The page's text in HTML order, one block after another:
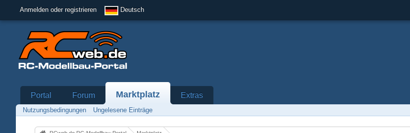
Anmelden oder registrieren Deutsch
Portal Forum Marktplatz Extras
Nutzungsbedingungen Ungelesene Einträge